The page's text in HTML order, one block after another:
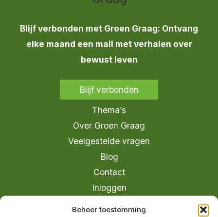
Beheer toestemming
Blijf verbonden met Groen Graag: Ontvang
elke maand een mail met verhalen over
bewust leven
Blijf verbonden
Thema’s
Over Groen Graag
Veelgestelde vragen
Blog
Contact
Inloggen
info@groengraag.nl